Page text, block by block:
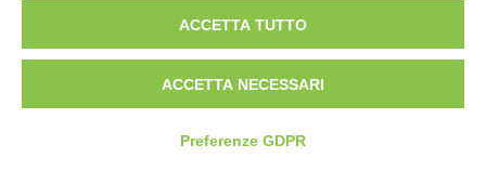
Visibileweb - IT03270560802 - info@cronacamilano.it
Privacy Policy
ACCETTA TUTTO
ACCETTA NECESSARI
Preferenze GDPR